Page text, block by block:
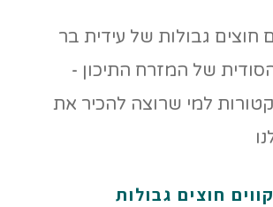
קווים חוצים גבולות